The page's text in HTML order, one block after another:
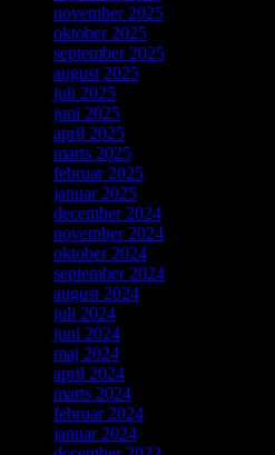
november 2025
oktober 2025
september 2025
august 2025
juli 2025
juni 2025
april 2025
marts 2025
februar 2025
januar 2025
december 2024
november 2024
oktober 2024
september 2024
august 2024
juli 2024
juni 2024
maj 2024
april 2024
marts 2024
februar 2024
januar 2024